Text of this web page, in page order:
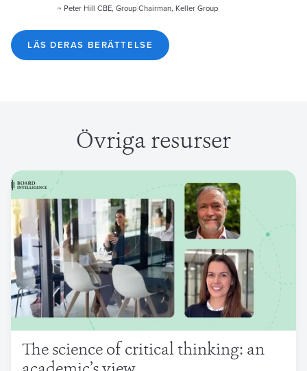
~ Peter Hill CBE, Group Chairman, Keller Group
LÄS DERAS BERÄTTELSE
Övriga resurser
The science of critical thinking: an